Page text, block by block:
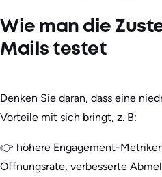
Wie man die
Mails testet
Denken Sie daran, dass eine
Vorteile mit sich bringt, z. B:
👉 höhere Engagement-
Öffnungsrate, verbesserte